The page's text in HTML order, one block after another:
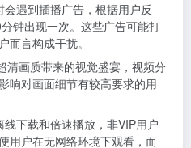
遇到插播广告，根据用户反
钟出现一次。这些广告可能打
而言构成干扰。
清画质带来的视觉盛宴，视频分
响对画面细节有较高要求的用
下载和倍速播放，非VIP用户
用户在无网络环境下观看，而